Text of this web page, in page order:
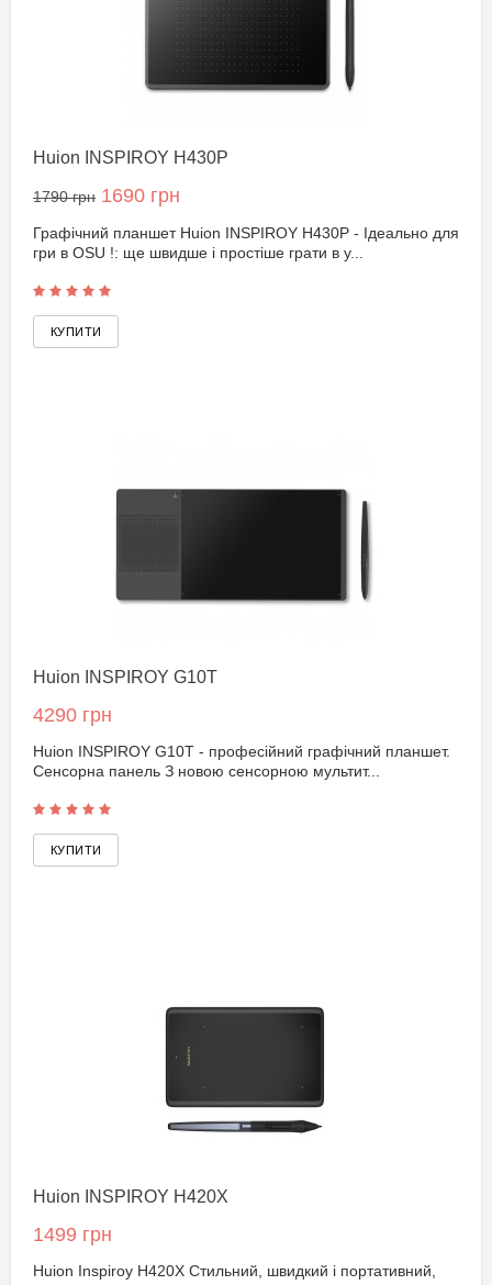
Huion INSPIROY H430P
1790 грн 1690 грн
Графічний планшет Huion INSPIROY H430P - Ідеально для
гри в OSU !: ще швидше і простіше грати в у...
Huion INSPIROY G10T
4290 грн
Huion INSPIROY G10T - професійний графічний планшет.
Сенсорна панель З новою сенсорною мультит...
Huion INSPIROY H420X
1499 грн
Huion Inspiroy H420X Стильний, швидкий і портативний,